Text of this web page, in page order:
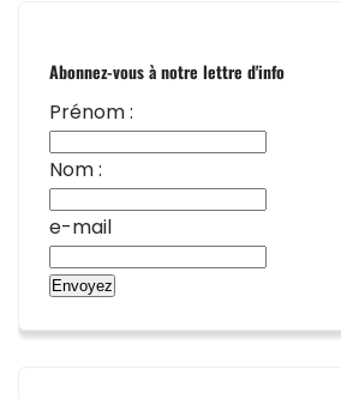
Abonnez-vous à notre lettre d'info
Prénom :
Nom :
e-mail